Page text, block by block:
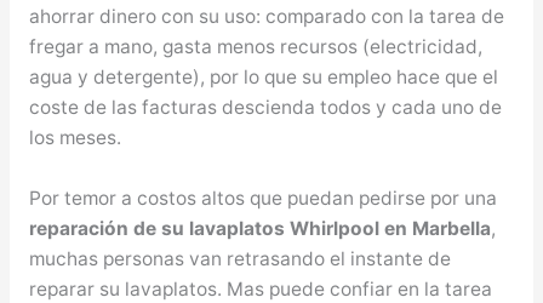
ahorrar dinero con su uso: comparado con la tarea de
fregar a mano, gasta menos recursos (electricidad,
agua y detergente), por lo que su empleo hace que el
coste de las facturas descienda todos y cada uno de
los meses.
Por temor a costos altos que puedan pedirse por una
reparación de su lavaplatos Whirlpool en Marbella,
muchas personas van retrasando el instante de
reparar su lavaplatos. Mas puede confiar en la tarea